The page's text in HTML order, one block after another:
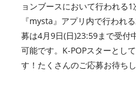
ョンブースにおいて行われる1
『mysta』アプリ内で行われ
募は4月9日(日)23:59まで受付
可能です。K-POPスターとし
す！たくさんのご応募お待ちし